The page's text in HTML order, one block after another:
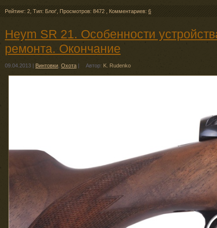
Рейтинг: 2 Тип: Блоґ Просмотров: 8472 , Комментариев: 6
Heym SR 21. Особенности
ремонта. Окончание
09.04.2013 | Винтовки Охота | Автор: K. Rudenko